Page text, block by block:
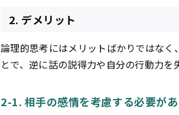
2. デメリット
論理的思考にはメリットばかりではな
とで、逆に話の説得力や自分の行動力を
2-1. 相手の感情を考慮する必要が